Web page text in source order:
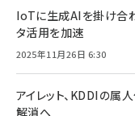
IoTに生成AIを掛け合
タ活用を加速
2025年11月26日 6:30
アイレット、KDDIの属
解消へ